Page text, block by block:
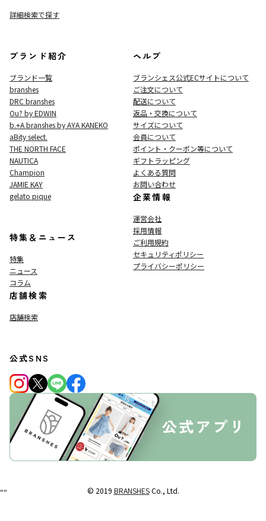
詳細検索で探す
ブランド紹介
ブランド一覧
branshes
DRC branshes
Ou? by EDWIN
b.+A branshes by AYA KANEKO
aBity select.
THE NORTH FACE
NAUTICA
Champion
JAMIE KAY
gelato pique
特集＆ニュース
特集
ニュース
コラム
店舗検索
店舗検索
ヘルプ
ブランシェス公式ECサイトについて
ご注文について
配送について
返品・交換について
サイズについて
会員について
ポイント・クーポン等について
ギフトラッピング
よくある質問
お問い合わせ
企業情報
運営会社
採用情報
ご利用規約
セキュリティポリシー
プライバシーポリシー
公式SNS
© 2019 BRANSHESCo., Ltd.
""